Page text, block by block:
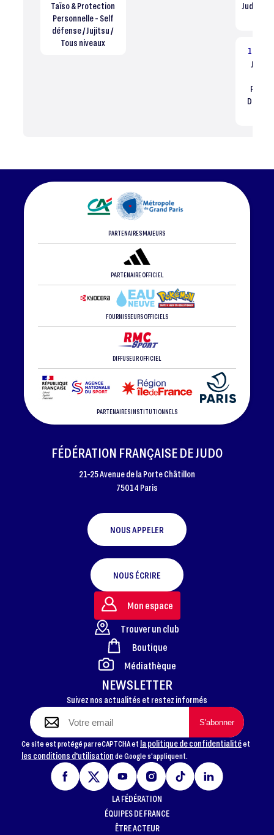
Taïso & Protection
Personnelle - Self
défense / Jujitsu /
Tous niveaux
Judo 6/8
19:30
PARTENAIRES MAJEURS
PARTENAIRE OFFICIEL
FOURNISSEURS OFFICIELS
DIFFUSEUR OFFICIEL
PARTENAIRES INSTITUTIONNELS
FOOTER
FÉDÉRATION FRANÇAISE DE JUDO
21-25 Avenue de la Porte Châtillon
75014 Paris
NOUS APPELER
NOUS ÉCRIRE
NEWSLETTER
Suivez nos actualités et restez informés
Ce site est protégé par reCAPTCHA et la politique de confidentialitéet
les conditions d'utilisationde Google s'appliquent.
Mon espace
Trouver un club
Boutique
Médiathèque
LA FÉDÉRATION
ÉQUIPES DE FRANCE
ÊTRE ACTEUR